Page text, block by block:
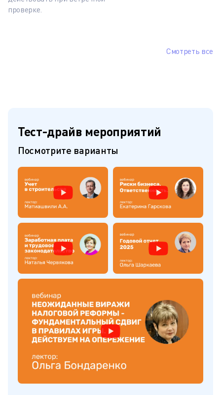
проверке.
Смотреть все
Тест-драйв мероприятий
Посмотрите варианты